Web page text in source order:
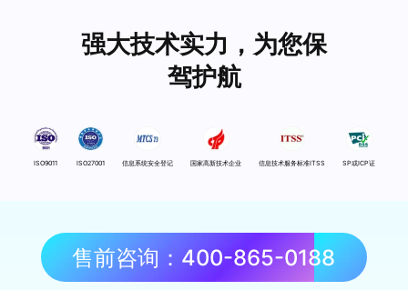
强大技术实力，为您保
驾护航
ISO9011 ISO27001 信息系统安全登记 国家高新技术企业 信息技术服务标准ITSS SP或ICP证
售前咨询：400-865-0188